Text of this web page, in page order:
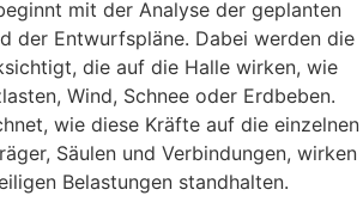
mit der Analyse der geplanten
der Entwurfspläne. Dabei werden die
die auf die Halle wirken, wie
Wind, Schnee oder Erdbeben.
wie diese Kräfte auf die einzelnen
Säulen und Verbindungen, wirken
Belastungen standhalten.